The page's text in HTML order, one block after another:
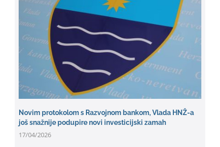
Novim protokolom s Razvojnom bankom, Vlada HNŽ-a
još snažnije podupire novi investicijski zamah
17/04/2026